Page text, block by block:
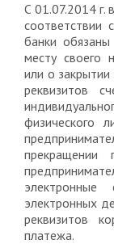
С 01.07.2014 г.
банки
месту своего
или о
реквизитов
физического
прекращении
электронных
реквизитов
платежа.